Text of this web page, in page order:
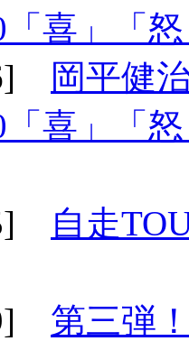
喜」「
岡平健
喜」「
自走
第三弾